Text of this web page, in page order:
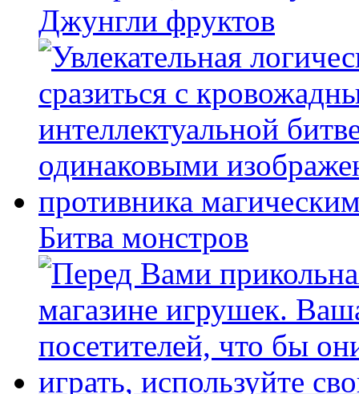
Джунгли фруктов
Битва монстров